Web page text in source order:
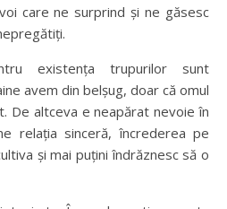
care ne surprind și ne găsesc
existența trupurilor sunt
avem din belșug, doar că omul
De altceva e neapărat nevoie în
relația sinceră, încrederea pe
și mai puțini îndrăznesc să o